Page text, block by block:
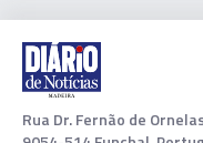
Rua Dr. Fernão de